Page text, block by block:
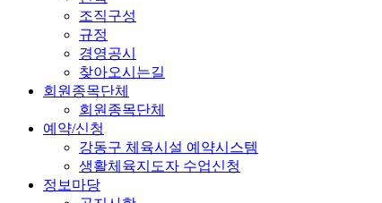
조직구성
규정
경영공시
찾아오시는길
회원종목단체
회원종목단체
예약/신청
강동구 체육시설 예약시스템
생활체육지도자 수업신청
정보마당